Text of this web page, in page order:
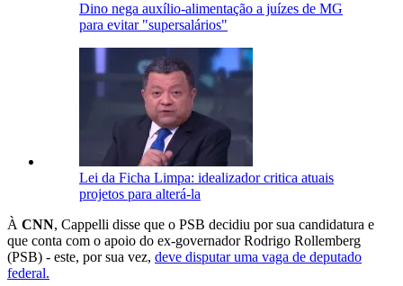
Dino nega auxílio-alimentação a juízes de MG
para evitar "supersalários"
Lei da Ficha Limpa: idealizador critica atuais
projetos para alterá-la
À CNN, Cappelli disse que o PSB decidiu por sua candidatura e
que conta com o apoio do ex-governador Rodrigo Rollemberg
(PSB) - este, por sua vez, deve disputar uma vaga de deputado
federal.